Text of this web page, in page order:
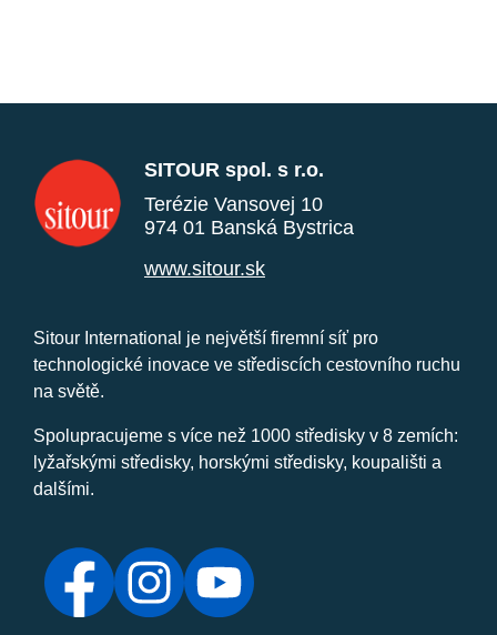
SITOUR spol. s r.o.
Terézie Vansovej 10
974 01 Banská Bystrica
www.sitour.sk
Sitour International je největší firemní síť pro
technologické inovace ve střediscích cestovního ruchu
na světě.
Spolupracujeme s více než 1000 středisky v 8 zemích:
lyžařskými středisky, horskými středisky, koupališti a
dalšími.